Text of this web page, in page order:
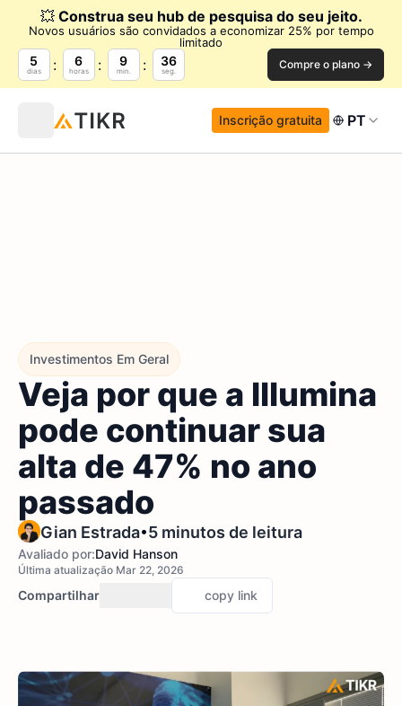
💥 Construa seu hub de pesquisa do seu jeito.
Novos usuários são convidados a economizar 25% por tempo
limitado
5
dias
6
horas
9
min.
35
seg. Compre o plano →
Inscrição gratuita PT
Investimentos Em Geral
Veja por que a Illumina
pode continuar sua
alta de 47% no ano
passado
Gian Estrada•5 minutos de leitura
Avaliado por:David Hanson
Última atualização Mar 22, 2026
Compartilhar copy link